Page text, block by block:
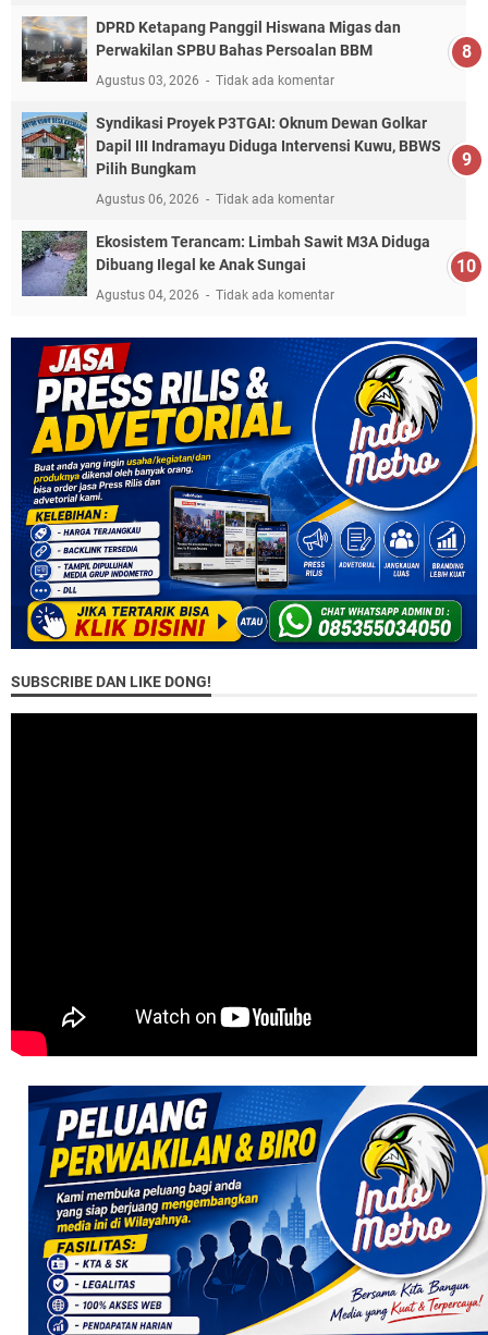
DPRD Ketapang Panggil Hiswana Migas dan
Perwakilan SPBU Bahas Persoalan BBM
Agustus 03, 2026 Tidak ada komentar
Syndikasi Proyek P3TGAI: Oknum Dewan Golkar
Dapil III Indramayu Diduga Intervensi Kuwu, BBWS
Pilih Bungkam
Agustus 06, 2026 Tidak ada komentar
Ekosistem Terancam: Limbah Sawit M3A Diduga
Dibuang Ilegal ke Anak Sungai
Agustus 04, 2026 Tidak ada komentar
SUBSCRIBE DAN LIKE DONG!